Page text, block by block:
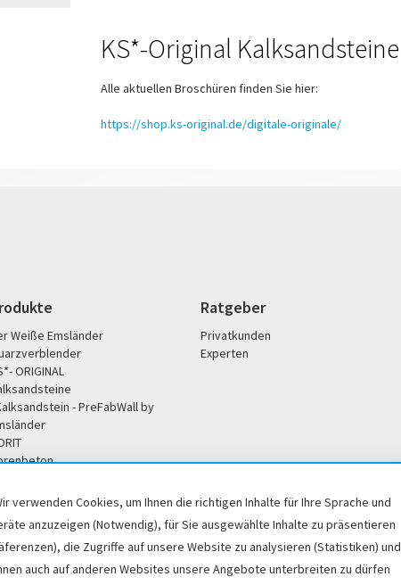
verwenden Cookies, um Ihnen die richtigen Inhalte für Ihre Sprache und
anzuzeigen (Notwendig), für Sie ausgewählte Inhalte zu präsentieren
die Zugriffe auf unsere Website zu analysieren (Statistiken) und
auch auf anderen Websites unsere Angebote unterbreiten zu dürfen
KS*-Original Kalksandsteine
Alle aktuellen Broschüren finden Sie hier:
https://shop.ks-original.de/digitale-originale/
Weiße Emsländer
ORIGINAL
- PreFabWall by
Ratgeber
Privatkunden
Experten
Philosophie
Engagement
Service
Broschüren / Downloads
Büro- und Servicezeiten
Händlersuche
DoP / Leistungserklärung